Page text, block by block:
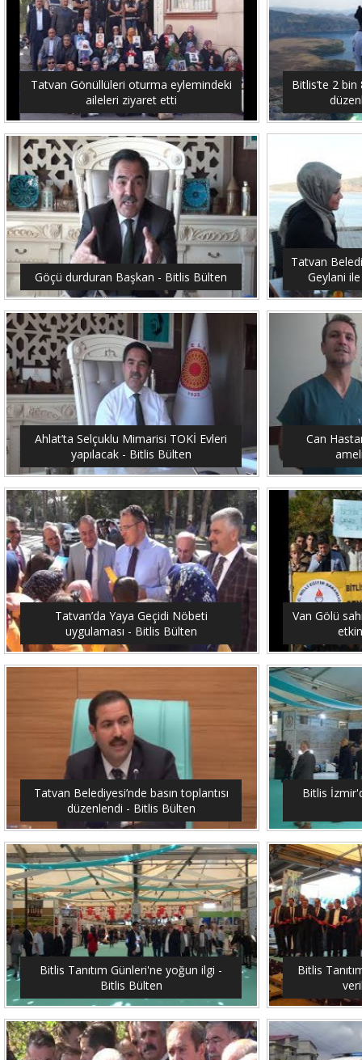
Tatvan Gönüllüleri oturma eylemindeki
aileleri ziyaret etti
Bitlis’te 2
Göçü durduran Başkan - Bitlis Bülten
Tatvan
Geylani
Ahlat’ta Selçuklu Mimarisi TOKİ Evleri
yapılacak - Bitlis Bülten
Can
Tatvan’da Yaya Geçidi Nöbeti
uygulaması - Bitlis Bülten
Van Gölü
Tatvan Belediyesi’nde basın toplantısı
düzenlendi - Bitlis Bülten
Bitlis
Bitlis Tanıtım Günleri'ne yoğun ilgi -
Bitlis Bülten
Bitlis